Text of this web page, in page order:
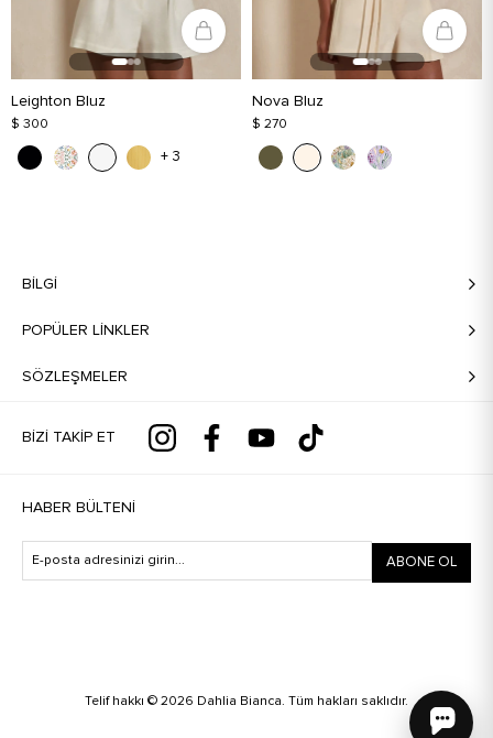
Leighton Bluz
$ 300
+ 3
Nova Bluz
$ 270
BILGI
POPÜLER LİNKLER
SÖZLEŞMELER
BIZI TAKIP ET
HABER BÜLTENI
ABONE OL
Telif hakkı © 2026 Dahlia Bianca. Tüm hakları saklıdır.